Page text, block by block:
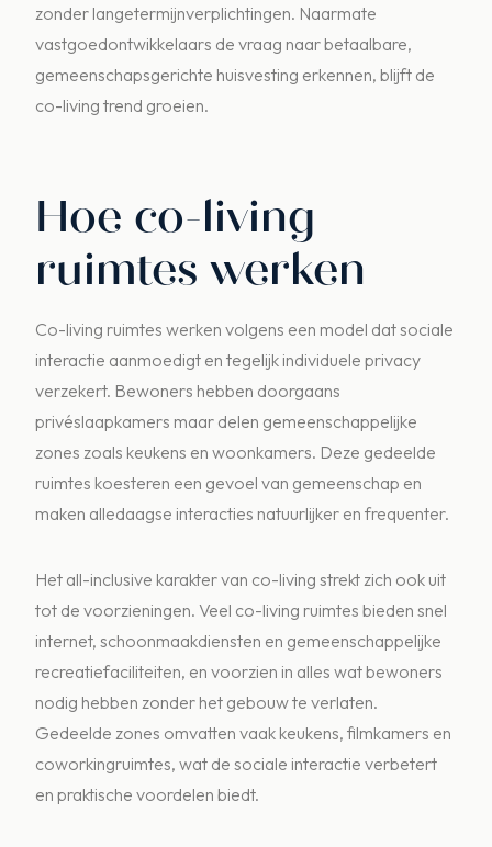
zonder langetermijnverplichtingen. Naarmate
vastgoedontwikkelaars de vraag naar betaalbare,
gemeenschapsgerichte huisvesting erkennen, blijft de
co-living trend groeien.
Hoe co-living
ruimtes werken
Co-living ruimtes werken volgens een model dat sociale
interactie aanmoedigt en tegelijk individuele privacy
verzekert. Bewoners hebben doorgaans
privéslaapkamers maar delen gemeenschappelijke
zones zoals keukens en woonkamers. Deze gedeelde
ruimtes koesteren een gevoel van gemeenschap en
maken alledaagse interacties natuurlijker en frequenter.
Het all-inclusive karakter van co-living strekt zich ook uit
tot de voorzieningen. Veel co-living ruimtes bieden snel
internet, schoonmaakdiensten en gemeenschappelijke
recreatiefaciliteiten, en voorzien in alles wat bewoners
nodig hebben zonder het gebouw te verlaten.
Gedeelde zones omvatten vaak keukens, filmkamers en
coworkingruimtes, wat de sociale interactie verbetert
en praktische voordelen biedt.